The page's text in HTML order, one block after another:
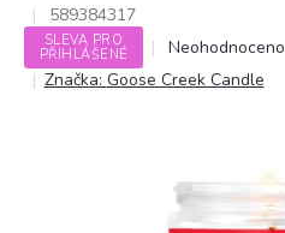
589384317
SLEVA PRO
PŘIHLÁŠENÉ
Průměrné
hodnocení
produktu
5
hvězdiček.
Neohodnoceno
Značka: Goose Creek Candle